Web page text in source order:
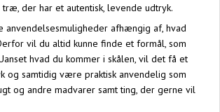
træ, der har et autentisk, levende udtryk.
anvendelsesmuligheder afhængig af, hvad
vil du altid kunne finde et formål, som
hvad du kommer i skålen, vil det få et
og samtidig være praktisk anvendelig som
og andre madvarer samt ting, der gerne vil